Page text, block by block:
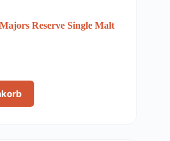
Reserve Single Malt